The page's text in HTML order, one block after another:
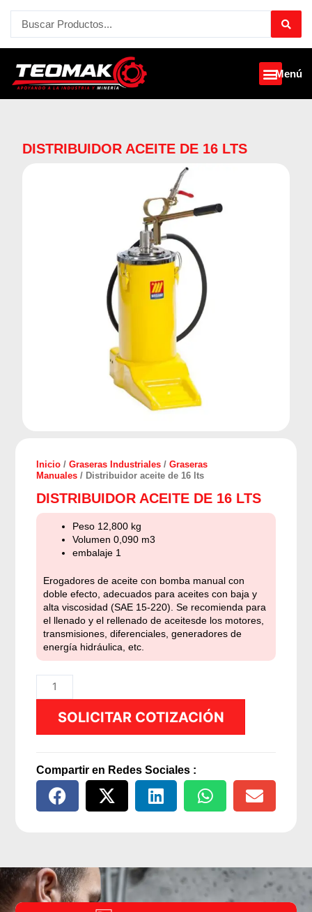
contenido
Search
...
Menú
DISTRIBUIDOR ACEITE DE 16 LTS
Inicio /Graseras Industriales /Graseras
Manuales / Distribuidor aceite de 16 lts
DISTRIBUIDOR ACEITE DE 16 LTS
Peso 12,800 kg
Volumen 0,090 m3
embalaje 1
Erogadores de aceite con bomba manual con
doble efecto, adecuados para aceites con baja y
alta viscosidad (SAE 15-220). Se recomienda para
el llenado y el rellenado de aceitesde los motores,
transmisiones, diferenciales, generadores de
energía hidráulica, etc.
Distribuidor
aceite
16
cantidad
SOLICITAR COTIZACIÓN
Compartir en Redes Sociales :